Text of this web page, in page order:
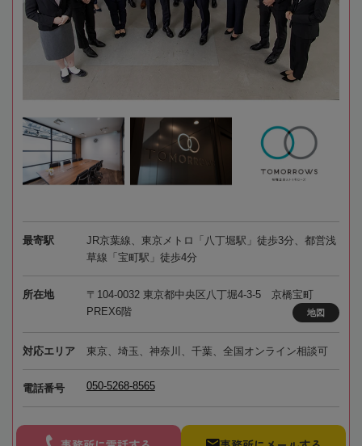
最寄駅
JR京葉線、東京メトロ「八丁堀駅」徒歩3分、都営浅
草線「宝町駅」徒歩4分
所在地
〒104-0032 東京都中央区八丁堀4-3-5 京橋宝町
PREX6階
地図
対応エリア 東京、埼玉、神奈川、千葉、全国オンライン相談可
電話番号 050-5268-8565